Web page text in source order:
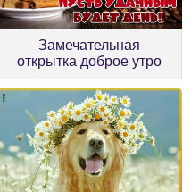
Замечательная
открытка доброе утро